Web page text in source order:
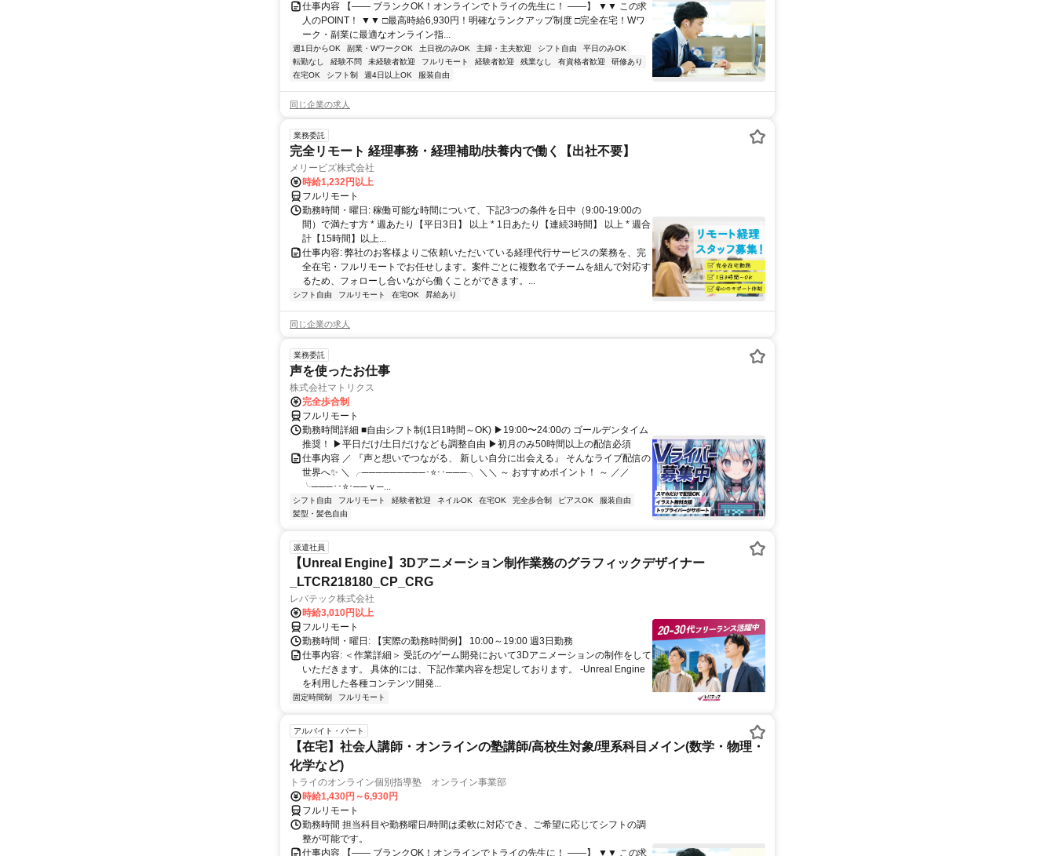
仕事内容 【―― ブランクOK！オンラインでトライの先生に！ ――】 ▼▼ この求
人のPOINT！ ▼▼ □最高時給6,930円！明確なランクアップ制度 □完全在宅！Wワ
ーク・副業に最適なオンライン指...
週1日からOK 副業・WワークOK 土日祝のみOK 主婦・主夫歓迎 シフト自由
平日のみOK
転勤なし
経験不問 未経験者歓迎 フルリモート 経験者歓迎 残業なし 有資格者歓迎
研修あり
在宅OK
シフト制 週4日以上OK 服装自由
同じ企業の求人
業務委託
完全リモート 経理事務・経理補助/扶養内で働く【出社不要】
メリービズ株式会社
時給1,232円以上
フルリモート
勤務時間・曜日: 稼働可能な時間について、下記3つの条件を日中（9:00-19:00の
間）で満たす方 * 週あたり【平日3日】 以上 * 1日あたり【連続3時間】 以上 * 週合
計【15時間】以上...
仕事内容: 弊社のお客様よりご依頼いただいている経理代行サービスの業務を、完
全在宅・フルリモートでお任せします。案件ごとに複数名でチームを組んで対応す
るため、フォローし合いながら働くことができます。...
シフト自由 フルリモート 在宅OK 昇給あり
同じ企業の求人
業務委託
声を使ったお仕事
株式会社マトリクス
完全歩合制
フルリモート
勤務時間詳細 ■自由シフト制(1日1時間～OK) ▶19:00〜24:00の ゴールデンタイム
推奨！ ▶平日だけ/土日だけなども調整自由 ▶初月のみ50時間以上の配信必須
仕事内容 ／ 『声と想いでつながる、 新しい自分に出会える』 そんなライブ配信の
世界へ✨ ＼ ╭─────────･⭐･･───╮ ＼＼ ～ おすすめポイント！ ～ ／／
╰───･･⭐･──ｖ─...
シフト自由 フルリモート 経験者歓迎 ネイルOK 在宅OK 完全歩合制 ピアスOK
服装自由
髪型・髪色自由
派遣社員
【Unreal Engine】3Dアニメーション制作業務のグラフィックデザイナー
_LTCR218180_CP_CRG
レバテック株式会社
時給3,010円以上
フルリモート
勤務時間・曜日: 【実際の勤務時間例】 10:00～19:00 週3日勤務
仕事内容: ＜作業詳細＞ 受託のゲーム開発において3Dアニメーションの制作をして
いただきます。 具体的には、下記作業内容を想定しております。 -Unreal Engine
を利用した各種コンテンツ開発...
固定時間制 フルリモート
アルバイト・パート
【在宅】社会人講師・オンラインの塾講師/高校生対象/理系科目メイン(数学・物理・
化学など)
トライのオンライン個別指導塾 オンライン事業部
時給1,430円～6,930円
フルリモート
勤務時間 担当科目や勤務曜日/時間は柔軟に対応でき、ご希望に応じてシフトの調
整が可能です。
仕事内容 【―― ブランクOK！オンラインでトライの先生に！ ――】 ▼▼ この求